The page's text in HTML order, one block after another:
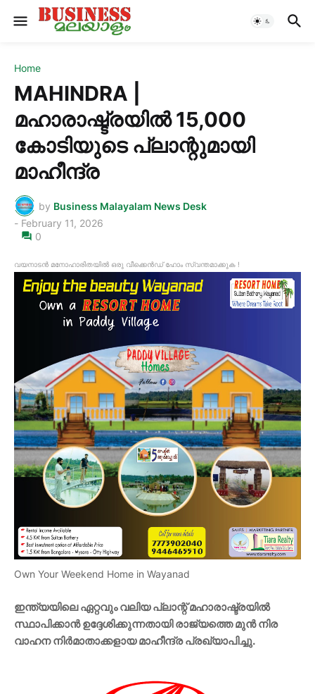
Home
MAHINDRA |
മഹാരാഷ്ട്രയിൽ 15,000
കോടിയുടെ പ്ലാന്റുമായി
മാഹീന്ദ്ര
by Business Malayalam News Desk
- February 11, 2026
0
വയനാടൻ മനോഹാരിതയിൽ ഒരു വീക്കെൻഡ് ഹോം സ്വന്തമാക്കുക !
Own Your Weekend Home in Wayanad
ഇന്ത്യയിലെ ഏറ്റവും വലിയ പ്ലാന്റ് മഹാരാഷ്ട്രയിൽ
സ്ഥാപിക്കാൻ ഉദ്ദേശിക്കുന്നതായി രാജ്യത്തെ മുൻ നിര
വാഹന നിർമാതാക്കളായ മാഹീന്ദ്ര പ്രഖ്യാപിച്ചു.